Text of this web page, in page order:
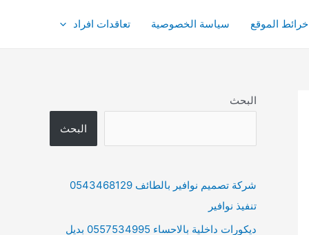
خرائط الموقع سياسة الخصوصية تعاقدات افراد
البحث
البحث
شركة تصميم نوافير بالطائف 0543468129
تنفيذ نوافير
ديكورات داخلية بالاحساء 0557534995 بديل